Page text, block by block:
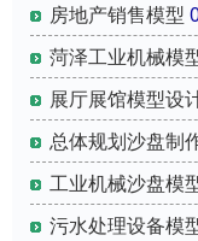
房地产销售模型
菏泽工业机械模
展厅展馆模型设
总体规划沙盘制
工业机械沙盘模
污水处理设备模